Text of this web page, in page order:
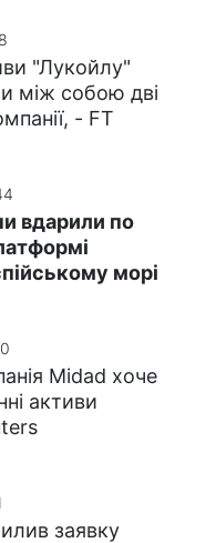
"Лукойлу"
між собою дві
- FT
вдарили по
морі
Midad хоче
активи
заявку